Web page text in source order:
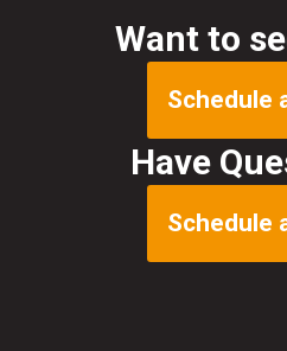
Want to
Schedule
Have
Schedule